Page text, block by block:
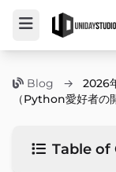
Blog →
2026
（Python愛好者の
Table of